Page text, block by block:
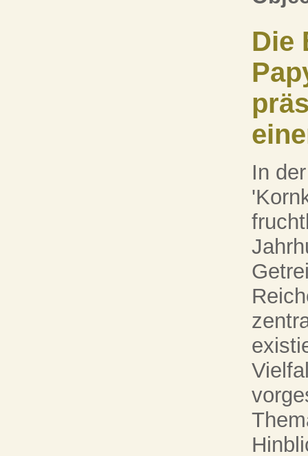
Die
In